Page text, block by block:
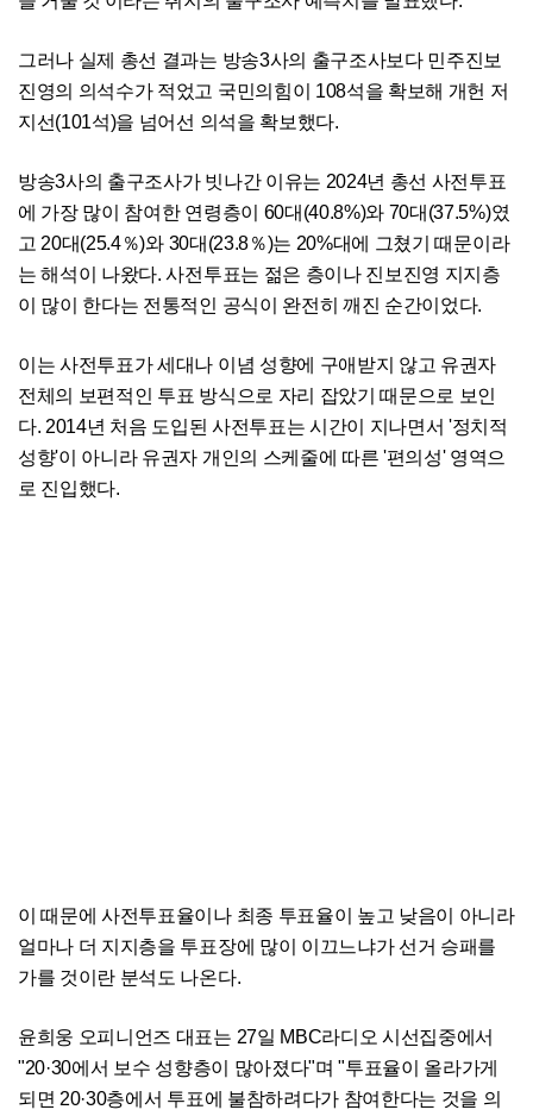
그러나 실제 총선 결과는 방송3사의 출구조사보다 민주진보
진영의 의석수가 적었고 국민의힘이 108석을 확보해 개헌 저
지선(101석)을 넘어선 의석을 확보했다.
방송3사의 출구조사가 빗나간 이유는 2024년 총선 사전투표
에 가장 많이 참여한 연령층이 60대(40.8%)와 70대(37.5%)였
고 20대(25.4％)와 30대(23.8％)는 20%대에 그쳤기 때문이라
는 해석이 나왔다. 사전투표는 젊은 층이나 진보진영 지지층
이 많이 한다는 전통적인 공식이 완전히 깨진 순간이었다.
이는 사전투표가 세대나 이념 성향에 구애받지 않고 유권자
전체의 보편적인 투표 방식으로 자리 잡았기 때문으로 보인
다. 2014년 처음 도입된 사전투표는 시간이 지나면서 '정치적
성향'이 아니라 유권자 개인의 스케줄에 따른 '편의성' 영역으
로 진입했다.
이 때문에 사전투표율이나 최종 투표율이 높고 낮음이 아니라
얼마나 더 지지층을 투표장에 많이 이끄느냐가 선거 승패를
가를 것이란 분석도 나온다.
윤희웅 오피니언즈 대표는 27일 MBC라디오 시선집중에서
"20·30에서 보수 성향층이 많아졌다"며 "투표율이 올라가게
되면 20·30층에서 투표에 불참하려다가 참여한다는 것을 의